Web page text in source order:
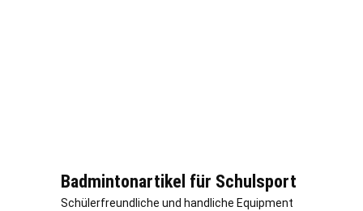
Badmintonartikel für Schulsport
Schülerfreundliche und handliche Equipment